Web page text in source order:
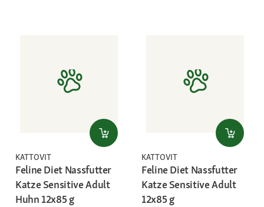
KATTOVIT
Feline Diet Nassfutter
Katze Sensitive Adult
Huhn 12x85 g
KATTOVIT
Feline Diet Nassfutter
Katze Sensitive Adult
12x85 g